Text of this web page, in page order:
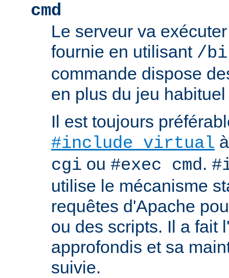
cmd
Le serveur va
fournie en utilisant /
commande dispose
en plus du jeu
Il est toujours
#include virtual
cgi ou #exec cmd.
utilise le mécanisme
requêtes d'Apache
ou des scripts. Il a fait
approfondis et sa
suivie.